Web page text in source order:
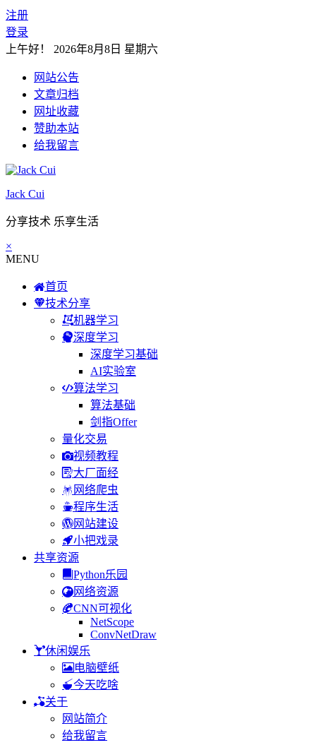
注册
登录
上午好！ 2026年8月8日 星期六
网站公告
文章归档
网址收藏
赞助本站
给我留言
Jack Cui
分享技术 乐享生活
×
MENU
首页
技术分享
机器学习
深度学习
深度学习基础
AI实验室
算法学习
算法基础
剑指Offer
量化交易
视频教程
大厂面经
网络爬虫
程序生活
网站建设
小把戏录
共享资源
Python乐园
网络资源
CNN可视化
NetScope
ConvNetDraw
休闲娱乐
电脑壁纸
今天吃啥
关于
网站简介
给我留言